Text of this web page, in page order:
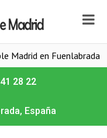
Madrid en Fuenlabrada
28 22
España